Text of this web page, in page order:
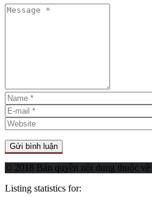
© 2018 Bản quyền nội dung thuộc về
Listing statistics for: